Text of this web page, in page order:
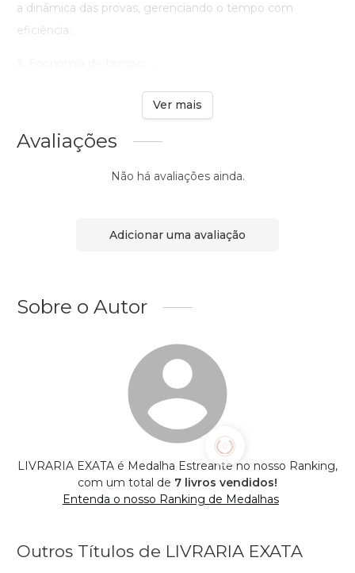
a dinâmica das provas, gerenciando o tempo com
eficiência.
Ver mais
Avaliações
Não há avaliações ainda.
Adicionar uma avaliação
Sobre o Autor
LIVRARIA EXATA é Medalha Estreante no nosso Ranking,
com um total de 7 livros vendidos!
Entenda o nosso Ranking de Medalhas
Outros Títulos de LIVRARIA EXATA